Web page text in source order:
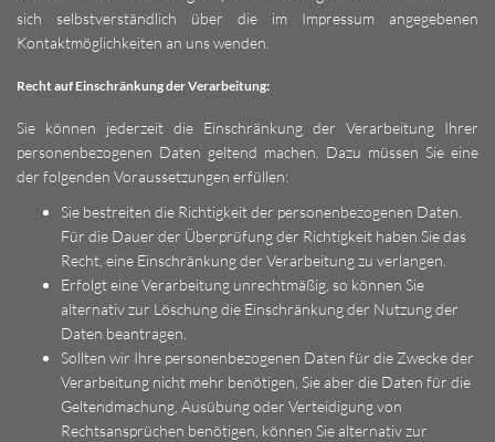
sich selbstverständlich über die im Impressum angegebenen
Kontaktmöglichkeiten an uns wenden.
Recht auf Einschränkung der Verarbeitung:
Sie können jederzeit die Einschränkung der Verarbeitung Ihrer
personenbezogenen Daten geltend machen. Dazu müssen Sie eine
der folgenden Voraussetzungen erfüllen:
Sie bestreiten die Richtigkeit der personenbezogenen Daten.
Für die Dauer der Überprüfung der Richtigkeit haben Sie das
Recht, eine Einschränkung der Verarbeitung zu verlangen.
Erfolgt eine Verarbeitung unrechtmäßig, so können Sie
alternativ zur Löschung die Einschränkung der Nutzung der
Daten beantragen.
Sollten wir Ihre personenbezogenen Daten für die Zwecke der
Verarbeitung nicht mehr benötigen, Sie aber die Daten für die
Geltendmachung, Ausübung oder Verteidigung von
Rechtsansprüchen benötigen, können Sie alternativ zur